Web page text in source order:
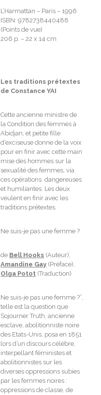
L’Harmattan – Paris – 1996
ISBN: 9782738440488
(Points de vue)
206 p. – 22 x 14 cm
Les traditions prétextes
de Constance YAI
Cette ancienne ministre de
la Condition des femmes à
Abidjan, et petite fille
d’exciseuse donne de la voix
pour en finir avec cette main
mise des hommes sur la
sexualité des femmes, via
ces opérations dangereuses
et humiliantes. Les deux
veulent en finir avec les
traditions prétextes.
Ne suis-je pas une femme ?
de Bell Hooks (Auteur),
Amandine Gay (Préface),
Olga Potot (Traduction)
Ne suis-je pas une femme ?”,
telle est la question que
Sojourner Truth, ancienne
esclave, abolitionniste noire
des Etats-Unis, posa en 1851
lors d’un discours célèbre,
interpellant féministes et
abolitionnistes sur les
diverses oppressions subies
par les femmes noires :
oppressions de classe, de